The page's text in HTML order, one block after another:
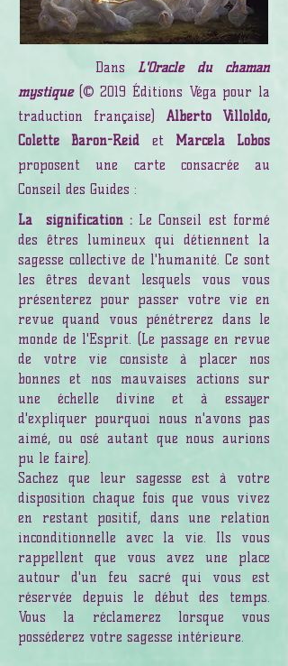
Dans L'Oracle du chaman
mystique (© 2019Éditions Véga pour la
traduction française) Alberto Villoldo,
Colette Baron-Reid et Marcela Lobos
proposent une carte consacrée au
Conseil des Guides :
La
signification : Le Conseil est formé
des êtres lumineux qui détiennent la
sagesse collective de l'humanité. Ce sont
les êtres devant lesquels vous vous
présenterez pour passer votre vie en
revue quand vous pénétrerez dans le
monde de l'Esprit. (Le passage en revue
de votre vie consiste à placer nos
bonnes et nos mauvaises actions sur
une échelle divine et à essayer
d'expliquer pourquoi nous n'avons pas
aimé, ou osé autant que nous aurions
pu le faire).
Sachez que leur sagesse est à votre
disposition chaque fois que vous vivez
en restant positif, dans une relation
inconditionnelle avec la vie. Ils vous
rappellent que vous avez une place
autour d'un feu sacré qui vous est
réservée depuis le début des temps.
Vous la réclamerez lorsque vous
posséderez votre sagesse intérieure.